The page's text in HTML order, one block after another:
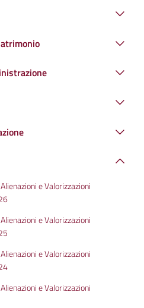
e Valorizzazioni
e Valorizzazioni
e Valorizzazioni
e Valorizzazioni